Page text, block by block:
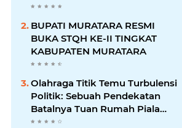
BUPATI MURATARA RESMI
BUKA STQH KE-II TINGKAT
KABUPATEN MURATARA
Olahraga Titik Temu Turbulensi
Politik: Sebuah Pendekatan
Batalnya Tuan Rumah Piala
Dunia U-20